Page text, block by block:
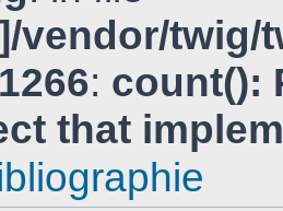
vendor/
1266: count():
that